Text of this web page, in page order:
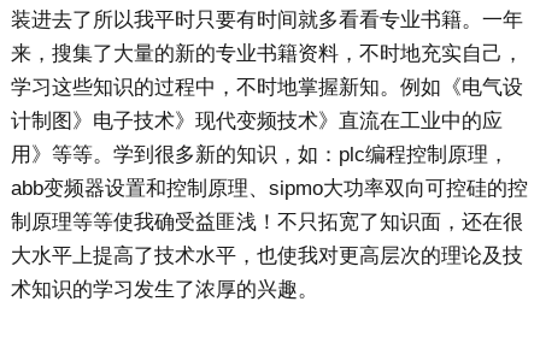
装进去了所以我平时只要有时间就多看看专业书籍。一年
来，搜集了大量的新的专业书籍资料，不时地充实自己，
学习这些知识的过程中，不时地掌握新知。例如《电气设
计制图》电子技术》现代变频技术》直流在工业中的应
用》等等。学到很多新的知识，如：plc编程控制原理，
abb变频器设置和控制原理、sipmo大功率双向可控硅的控
制原理等等使我确受益匪浅！不只拓宽了知识面，还在很
大水平上提高了技术水平，也使我对更高层次的理论及技
术知识的学习发生了浓厚的兴趣。